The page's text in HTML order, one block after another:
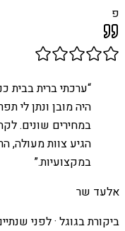
פ
“ערכתי ברית בבית
היה מובן ונתן לי
במחירים שונים.
הגיע צוות מעולה,
במקצועיות.”
אלעד שר
ביקורת בגוגל ·לפני